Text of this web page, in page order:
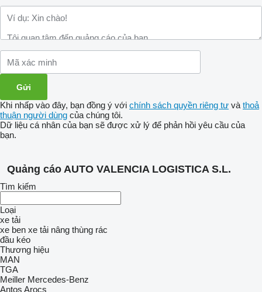
Khi nhấp vào đây, bạn đồng ý với chính sách quyền riêng tư và thoả
thuận người dùng của chúng tôi.
Dữ liệu cá nhân của bạn sẽ được xử lý để phản hồi yêu cầu của
bạn.
Quảng cáo AUTO VALENCIA LOGISTICA S.L.
Tìm kiếm
Loại
xe tải
xe ben xe tải nâng thùng rác
đầu kéo
Thương hiệu
MAN
TGA
Meiller Mercedes-Benz
Antos Arocs